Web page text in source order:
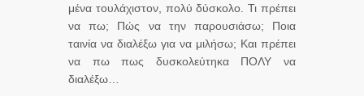
μένα τουλάχιστον, πολύ δύσκολο. Τι πρέπει
να πω; Πώς να την παρουσιάσω; Ποια
ταινία να διαλέξω για να μιλήσω; Και πρέπει
να πω πως δυσκολεύτηκα ΠΟΛΥ να
διαλέξω…